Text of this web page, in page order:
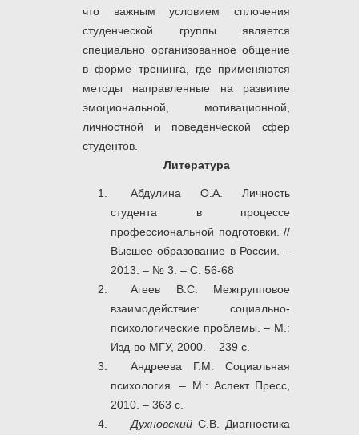
что важным условием сплочения
студенческой группы является
специально организованное общение
в форме тренинга, где применяются
методы направленные на развитие
эмоциональной, мотивационной,
личностной и поведенческой сфер
студентов.
Литература
Абдулина О.А. Личность
студента в процессе
профессиональной подготовки. //
Высшее образование в России. –
2013. – № 3. – С. 56-68
Агеев B.C. Межгрупповое
взаимодействие: социально-
психологические проблемы. – М.:
Изд-во МГУ, 2000. – 239 с.
Андреева Г.М. Социальная
психология. – М.: Аспект Пресс,
2010. – 363 с.
Духновский С.В. Диагностика